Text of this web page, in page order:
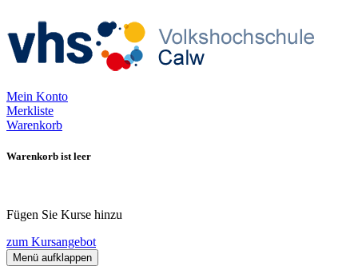
Mein Konto
Merkliste
Warenkorb
Warenkorb ist leer
Fügen Sie Kurse hinzu
zum Kursangebot
Menü aufklappen